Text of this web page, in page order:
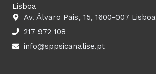
b
o
k
g
r
a
b
e
d
i
Lisboa
Av. Álvaro Pais, 15, 1600-007 Lisboa
217 972 108
info@sppsicanalise.pt